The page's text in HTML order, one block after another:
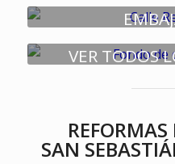
VER TODOS
SAN